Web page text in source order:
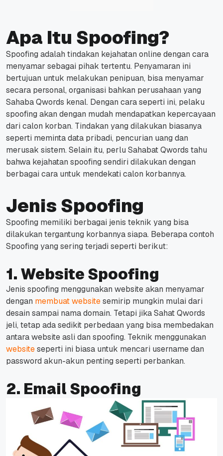
Apa Itu Spoofing?
Spoofing adalah tindakan kejahatan online dengan cara
menyamar sebagai pihak tertentu. Penyamaran ini
bertujuan untuk melakukan penipuan, bisa menyamar
secara personal, organisasi bahkan perusahaan yang
Sahaba Qwords kenal. Dengan cara seperti ini, pelaku
spoofing akan dengan mudah mendapatkan kepercayaan
dari calon korban. Tindakan yang dilakukan biasanya
seperti meminta data pribadi, pencurian uang dan
merusak sistem. Selain itu, perlu Sahabat Qwords tahu
bahwa kejahatan spoofing sendiri dilakukan dengan
berbagai cara untuk mendekati calon korbannya.
Jenis Spoofing
Spoofing memiliki berbagai jenis teknik yang bisa
dilakukan tergantung korbannya siapa. Beberapa contoh
Spoofing yang sering terjadi seperti berikut:
1. Website Spoofing
Jenis spoofing menggunakan website akan menyamar
dengan membuat websitesemirip mungkin mulai dari
desain sampai nama domain. Tetapi jika Sahat Qwords
jeli, tetap ada sedikit perbedaan yang bisa membedakan
antara website asli dan spoofing. Teknik menggunakan
websiteseperti ini biasa untuk mencari username dan
password akun-akun penting seperti perbankan.
2. Email Spoofing